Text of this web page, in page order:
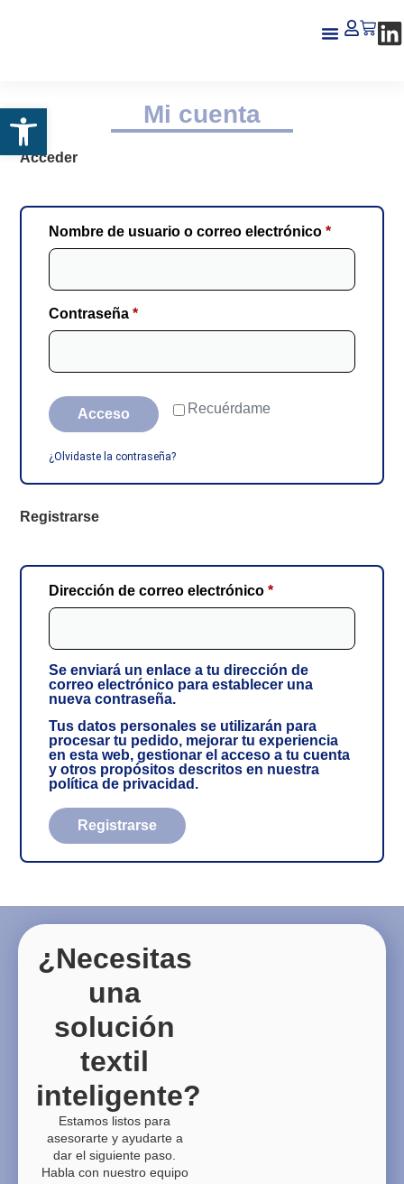
Mi cuenta
Acceder
Nombre de usuario o correo electrónico*
Contraseña*
Recuérdame
Acceso
¿Olvidaste la contraseña?
Registrarse
Dirección de correo electrónico*
Se enviará un enlace a tu dirección de
correo electrónico para establecer una
nueva contraseña.
Tus datos personales se utilizarán para
procesar tu pedido, mejorar tu experiencia
en esta web, gestionar el acceso a tu cuenta
y otros propósitos descritos en nuestra
política de privacidad .
Registrarse
¿Necesitas
una
solución
textil
inteligente?
Estamos listos para
asesorarte y ayudarte a
dar el siguiente paso.
Habla con nuestro equipo
Abrir barra de herramientas